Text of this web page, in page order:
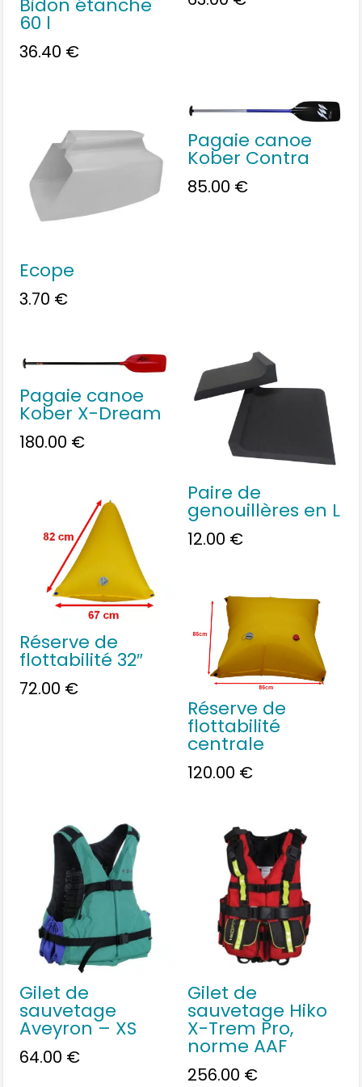
Bidon étanche
60 l
36.40 €
Ecope
3.70 €
Pagaie canoe
Kober Contra
85.00 €
Pagaie canoe
Kober X-Dream
180.00 €
Paire de
genouillères en L
12.00 €
Réserve de
flottabilité 32″
72.00 €
Réserve de
flottabilité
centrale
120.00 €
Gilet de
sauvetage
Aveyron – XS
64.00 €
Gilet de
sauvetage Hiko
X-Trem Pro,
norme AAF
256.00 €